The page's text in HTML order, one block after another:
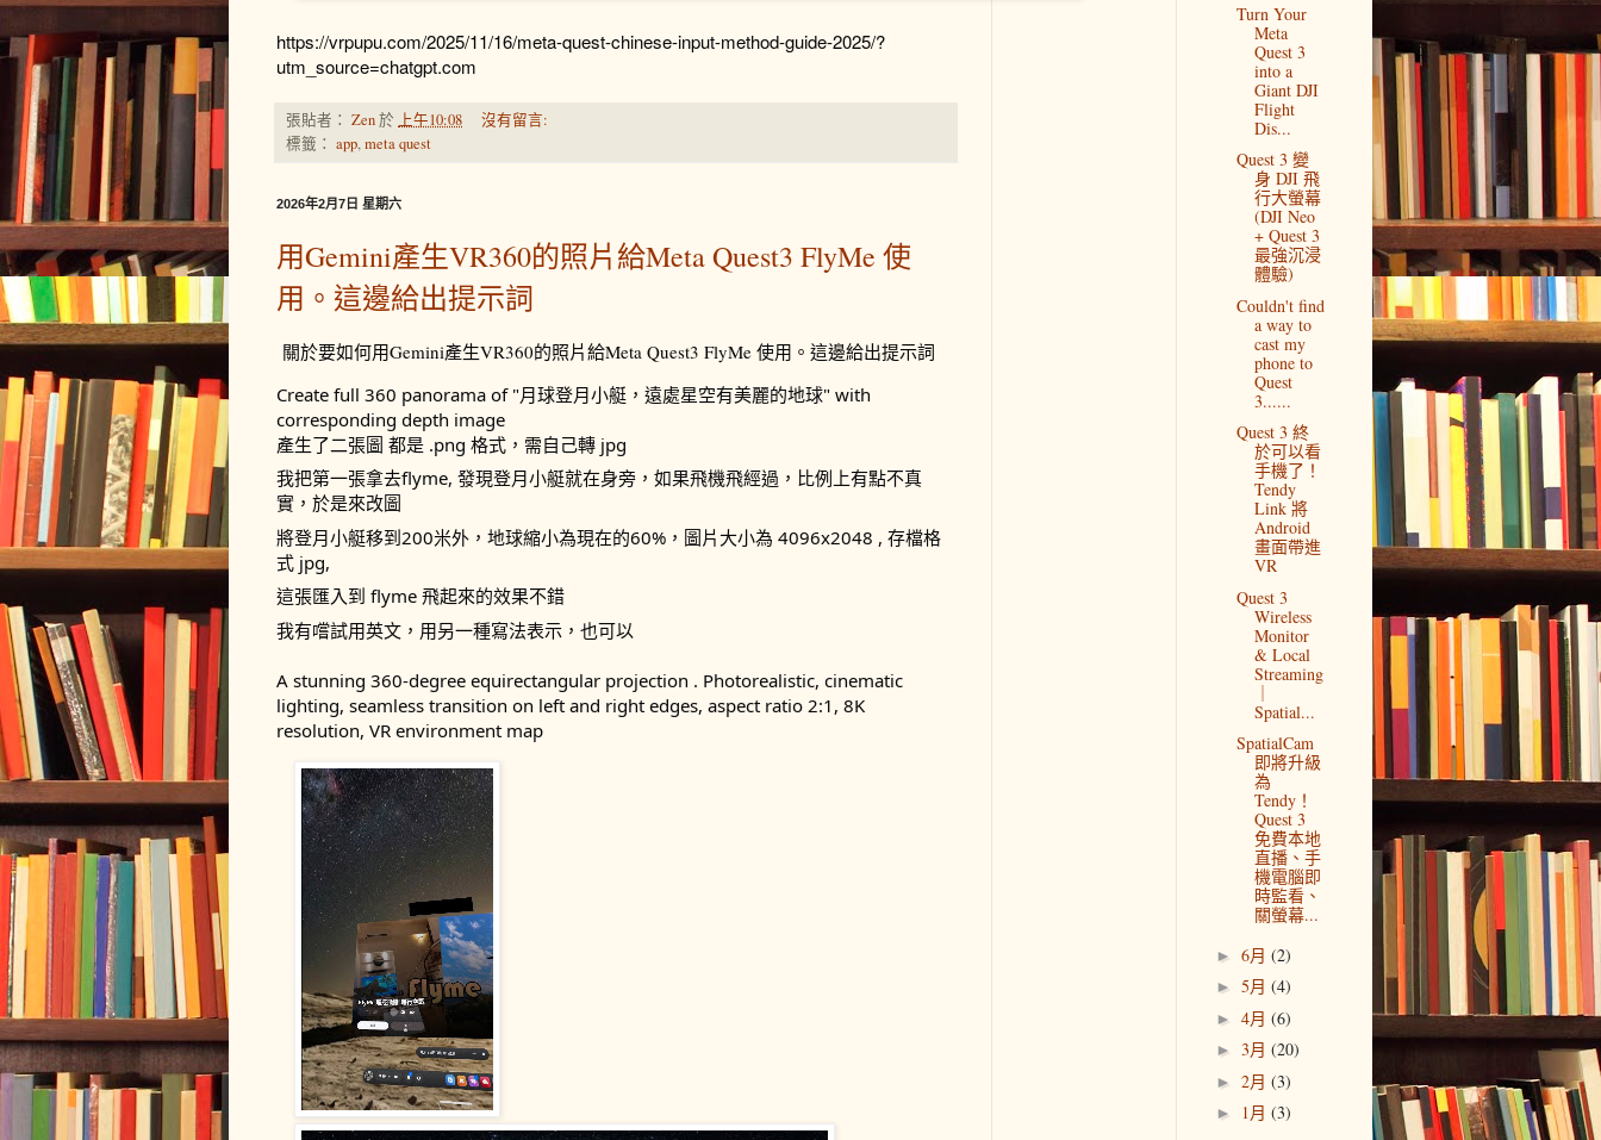
https://vrpupu.com/2025/11/16/meta-quest-chinese-input-method-guide-2025/?
utm_source=chatgpt.com
張貼者： Zen於 上午10:08
沒有留言:
標籤： app,meta quest
2026年2月7日 星期六
用Gemini產生VR360的照片給Meta Quest3 FlyMe 使
用。這邊給出提示詞
關於要如何用Gemini產生VR360的照片給Meta Quest3 FlyMe 使用。這邊給出提示詞
Create full 360 panorama of "月球登月小艇，遠處星空有美麗的地球" with
corresponding depth image
產生了二張圖 都是 .png 格式，需自己轉 jpg
我把第一張拿去flyme, 發現登月小艇就在身旁，如果飛機飛經過，比例上有點不真
實，於是來改圖
將登月小艇移到200米外，地球縮小為現在的60%，圖片大小為 4096x2048 , 存檔格
式 jpg,
這張匯入到 flyme 飛起來的效果不錯
我有嚐試用英文，用另一種寫法表示，也可以
A stunning 360-degree equirectangular projection . Photorealistic, cinematic
lighting, seamless transition on left and right edges, aspect ratio 2:1, 8K
resolution, VR environment map
Turn Your
Meta
Quest 3
into a
Giant DJI
Flight
Dis...
Quest 3 變
身 DJI 飛
行大螢幕
(DJI Neo
+ Quest 3
最強沉浸
體驗)
Couldn't find
a way to
cast my
phone to
Quest
3......
Quest 3 終
於可以看
手機了！
Tendy
Link 將
Android
畫面帶進
VR
Quest 3
Wireless
Monitor
& Local
Streaming
｜
Spatial...
SpatialCam
即將升級
為
Tendy！
Quest 3
免費本地
直播、手
機電腦即
時監看、
關螢幕...
► 6月 (2)
► 5月 (4)
► 4月 (6)
► 3月 (20)
► 2月 (3)
► 1月 (3)